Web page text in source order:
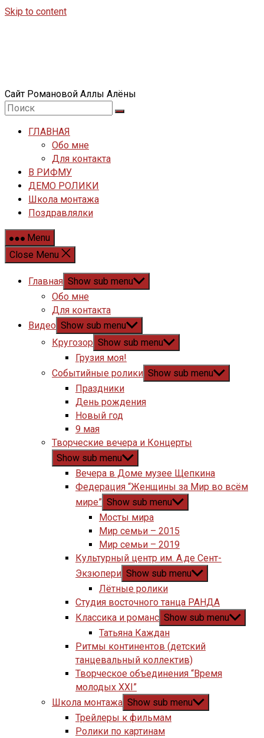
Skip to content
Сайт Романовой Аллы Алёны
ГЛАВНАЯ
Обо мне
Для контакта
В РИФМУ
ДЕМО РОЛИКИ
Школа монтажа
Поздравлялки
Menu
Close Menu
Главная Show sub menu
Обо мне
Для контакта
Видео Show sub menu
Кругозор Show sub menu
Грузия моя!
Событийные ролики Show sub menu
Праздники
День рождения
Новый год
9 мая
Творческие вечера и Концерты
Show sub menu
Вечера в Доме музее Щепкина
Федерация “Женщины за Мир во всём
мире” Show sub menu
Мосты мира
Мир семьи – 2015
Мир семьи – 2019
Культурный центр им. А.де Сент-
Экзюпери Show sub menu
Лётные ролики
Студия восточного танца РАНДА
Классика и романс Show sub menu
Татьяна Каждан
Ритмы континентов (детский
танцевальный коллектив)
Творческое объединения “Время
молодых XXI”
Школа монтажа Show sub menu
Трейлеры к фильмам
Ролики по картинам